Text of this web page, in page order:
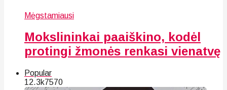
Mėgstamiausi
Mokslininkai paaiškino, kodėl
protingi žmonės renkasi vienatvę
Popular
12.3k7570